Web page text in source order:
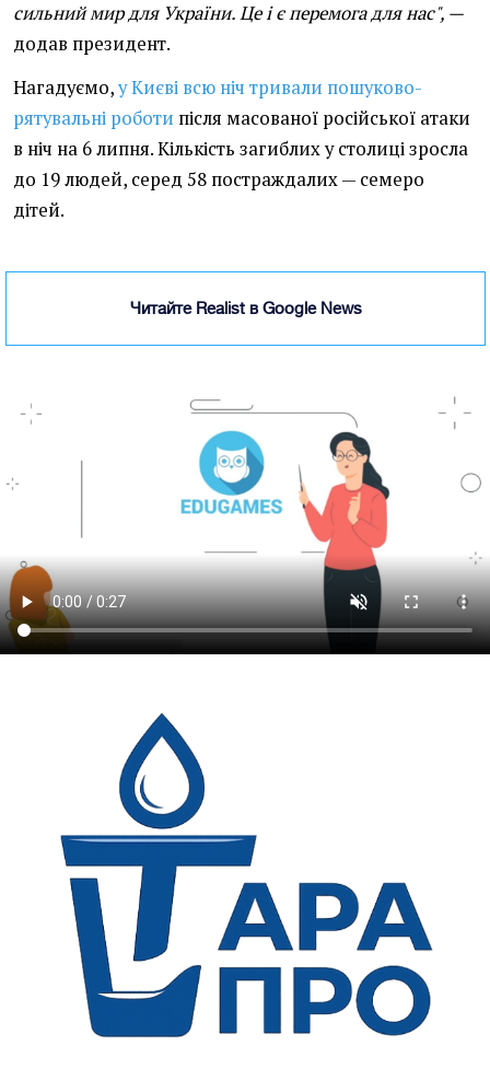
сильний мир для України. Це і є перемога для нас", —
додав президент.
Нагадуємо,у Києві всю ніч тривали пошуково-
рятувальні роботи після масованої російської атаки
в ніч на 6 липня. Кількість загиблих у столиці зросла
до 19 людей, серед 58 постраждалих — семеро
дітей.
Читайте Realist в Google News